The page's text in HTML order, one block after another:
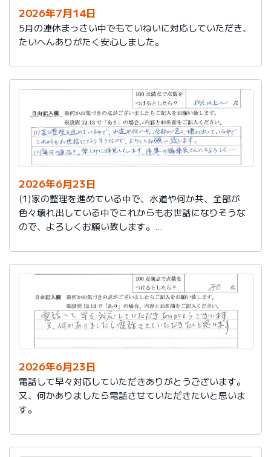
2026年7月14日
5月の連休まっさい中でもていねいに対応していただき、
たいへんありがたく安心しました。
2026年6月23日
(1)家の整理を進めている中で、水道や何か共、全部が
色々壊れ出している中でこれからもお世話になりそうな
ので、よろしくお願い致します。
集長さんにもよろしく…
2026年6月23日
電話して早々対応していただきありがとうございます。
又、何かありましたら電話させていただきたいと思いま
す。